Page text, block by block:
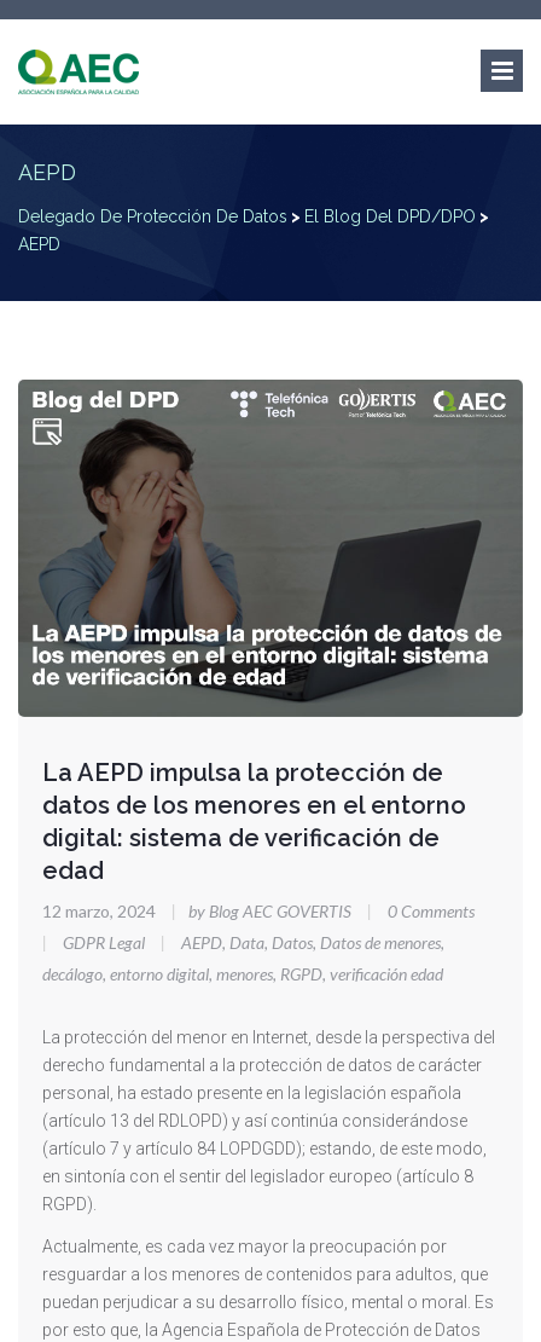
AEPD
Delegado De Protección De Datos > El Blog Del DPD/DPO >
AEPD
La AEPD impulsa la protección de
datos de los menores en el entorno
digital: sistema de verificación de
edad
12 marzo, 2024 | by Blog AEC GOVERTIS |
0 Comments
|
GDPR Legal | AEPD, Data, Datos, Datos de menores,
decálogo, entorno digital, menores, RGPD, verificación edad
La protección del menor en Internet, desde la perspectiva del
derecho fundamental a la protección de datos de carácter
personal, ha estado presente en la legislación española
(artículo 13 del RDLOPD) y así continúa considerándose
(artículo 7 y artículo 84 LOPDGDD); estando, de este modo,
en sintonía con el sentir del legislador europeo (artículo 8
RGPD).
Actualmente, es cada vez mayor la preocupación por
resguardar a los menores de contenidos para adultos, que
puedan perjudicar a su desarrollo físico, mental o moral. Es
por esto que, la Agencia Española de Protección de Datos